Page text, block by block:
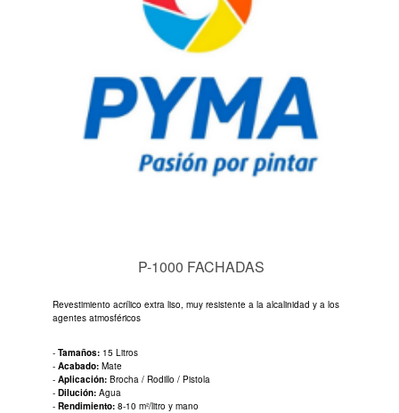
P-1000 FACHADAS
Revestimiento acrílico extra liso, muy resistente a la alcalinidad y a los
agentes atmosféricos
- Tamaños: 15 Litros
- Acabado: Mate
- Aplicación: Brocha / Rodillo / Pistola
- Dilución: Agua
- Rendimiento: 8-10 m²/litro y mano